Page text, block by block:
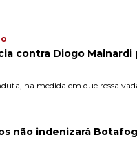
contra Diogo
na medida em que
não indenizará